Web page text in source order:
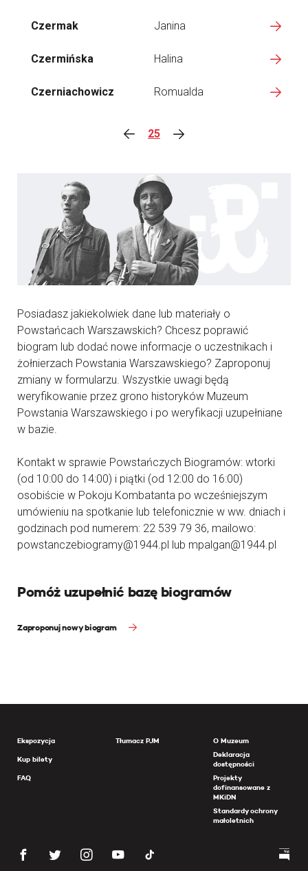
Czermak Janina
Czermińska Halina
Czerniachowicz Romualda
25
Posiadasz jakiekolwiek dane lub materiały o
Powstańcach Warszawskich? Chcesz poprawić
biogram lub dodać nowe informacje o uczestnikach i
żołnierzach Powstania Warszawskiego? Zaproponuj
zmiany w formularzu. Wszystkie uwagi będą
weryfikowanie przez grono historyków Muzeum
Powstania Warszawskiego i po weryfikacji uzupełniane
w bazie.
Kontakt w sprawie Powstańczych Biogramów: wtorki
(od 10:00 do 14:00) i piątki (od 12:00 do 16:00)
osobiście w Pokoju Kombatanta po wcześniejszym
umówieniu na spotkanie lub telefonicznie w ww. dniach i
godzinach pod numerem: 22 539 79 36, mailowo:
powstanczebiogramy@1944.pl lub mpalgan@1944.pl
Pomóż uzupełnić bazę biogramów
Zaproponuj nowy biogram
Ekspozycja
Kup bilety
FAQ
Tłumacz PJM
O Muzeum
Deklaracja
dostępności
Projekty
dofinansowane z
MKiDN
Standardy ochrony
małoletnich